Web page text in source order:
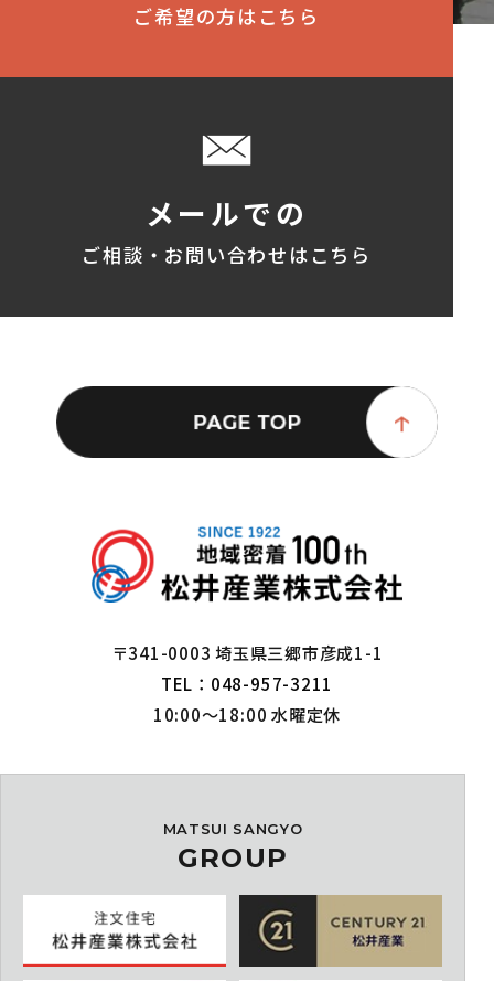
ご希望の方はこちら
メールでの
ご相談・お問い合わせはこちら
〒341-0003 埼玉県三郷市彦成1-1
TEL：048-957-3211
10:00～18:00 水曜定休
MATSUI SANGYO
GROUP